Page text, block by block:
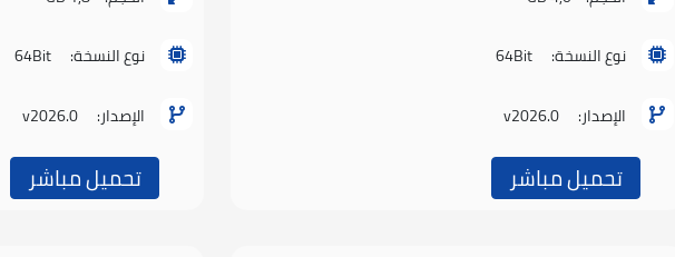
نوع النسخة: 64Bit
الإصدار: v2026.0
تحميل مباشر
نوع النسخة: 64Bit
الإصدار: v2026.0
تحميل مباشر